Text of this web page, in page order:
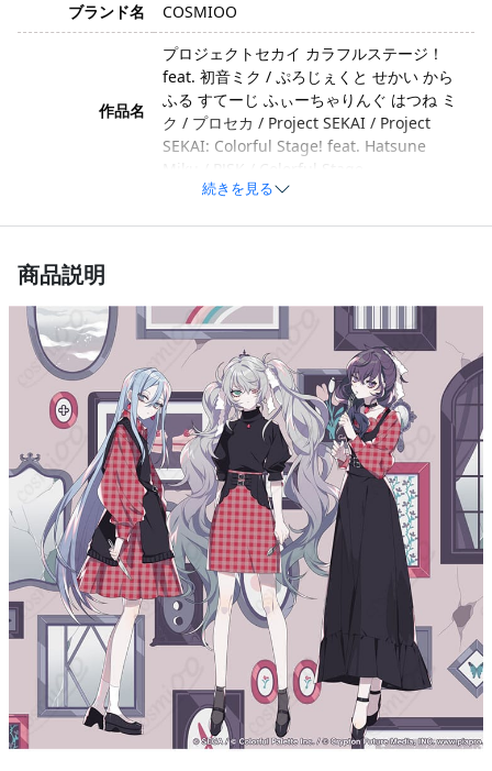
ブランド名
COSMIOO
作品名
プロジェクトセカイ カラフルステージ！
feat. 初音ミク / ぷろじぇくと せかい から
ふる すてーじ ふぃーちゃりんぐ はつね ミ
ク / プロセカ / Project SEKAI / Project
SEKAI: Colorful Stage! feat. Hatsune
Miku / PJSK / Colorful Stage
キャラクター
Kanade Yoisaki / Yoisaki Kanade
イメージ
素材
コットン、ポリエステル、合成皮革（※製
造ロットにより素材が若干異なる場合があ
ります）
セット内容
ワンピース、ジャンスカ、ベルト、耳飾
り、靴下（※製造ロットにより内容が異な
る場合があります）
サイズ
S、M、L、XL、XXL
発送予定
加工に7～15営業日、配送に5～7営業日（※
土日祝除く）、合計で12～22営業日程度で
お届け
支払い方法
クレジットカード（VISA、Master、JCB、
Discover、AMERICAN EXPRESS）、
PayPal、銀行振込
着用シーン
コスプレイベント、写真撮影、舞台、公
演、ハロウィン、アニメコン、パーティー
続きを見る
商品説明